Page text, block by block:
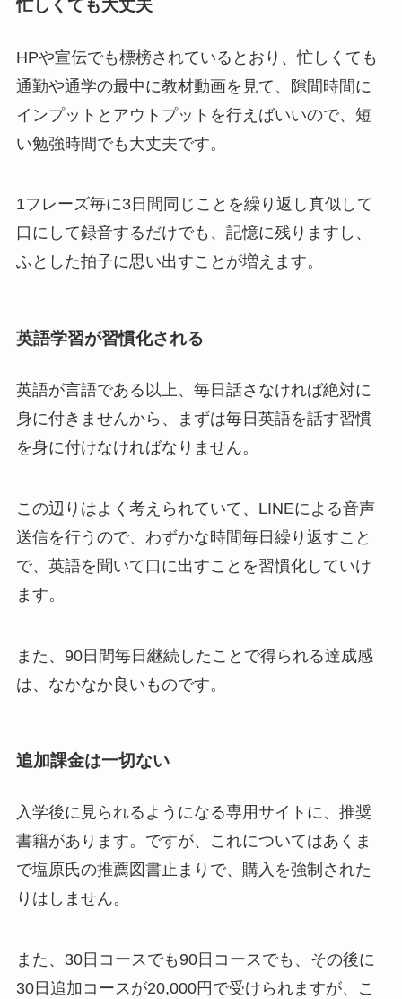
忙しくても大丈夫
HPや宣伝でも標榜されているとおり、忙しくても
通勤や通学の最中に教材動画を見て、隙間時間に
インプットとアウトプットを行えばいいので、短
い勉強時間でも大丈夫です。
1フレーズ毎に3日間同じことを繰り返し真似して
口にして録音するだけでも、記憶に残りますし、
ふとした拍子に思い出すことが増えます。
英語学習が習慣化される
英語が言語である以上、毎日話さなければ絶対に
身に付きませんから、まずは毎日英語を話す習慣
を身に付けなければなりません。
この辺りはよく考えられていて、LINEによる音声
送信を行うので、わずかな時間毎日繰り返すこと
で、 英語を聞いて口に出すことを習慣化していけ
ます。
また、90日間毎日継続したことで得られる達成感
は、なかなか良いものです。
追加課金は一切ない
入学後に見られるようになる専用サイトに、推奨
書籍があります。ですが、これについてはあくま
で塩原氏の推薦図書止まりで、購入を強制された
りはしません。
また、30日コースでも90日コースでも、その後に
30日追加コースが20,000円で受けられますが、こ